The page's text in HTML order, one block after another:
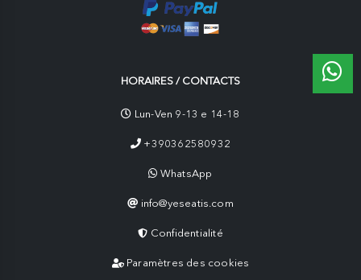
HORAIRES / CONTACTS
Lun-Ven 9-13 e 14-18
+390362580932
WhatsApp
info@yeseatis.com
Confidentialité
Paramètres des cookies